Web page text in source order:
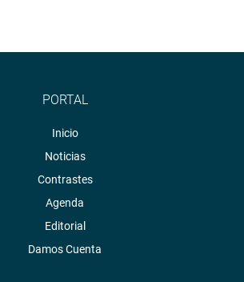
PORTAL
Inicio
Noticias
Contrastes
Agenda
Editorial
Damos Cuenta